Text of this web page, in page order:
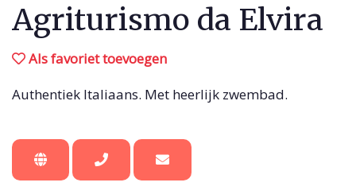
Agriturismo da Elvira
Als favoriet toevoegen
Authentiek Italiaans. Met heerlijk zwembad.